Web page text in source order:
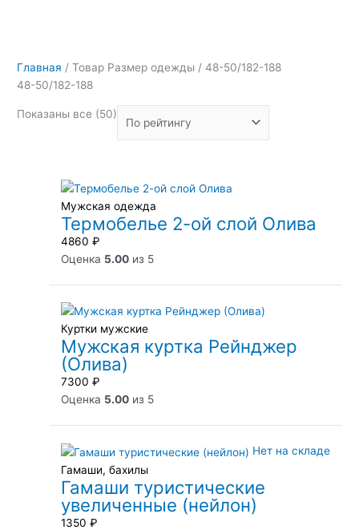
Главная / Товар Размер одежды / 48-50/182-188
48-50/182-188
Показаны все (50)
Мужская одежда
Термобелье 2-ой слой Олива
4860 ₽
Оценка 5.00из 5
Куртки мужские
Мужская куртка Рейнджер
(Олива)
7300 ₽
Оценка 5.00из 5
Нет на складе
Гамаши, бахилы
Гамаши туристические
увеличенные (нейлон)
1350 ₽